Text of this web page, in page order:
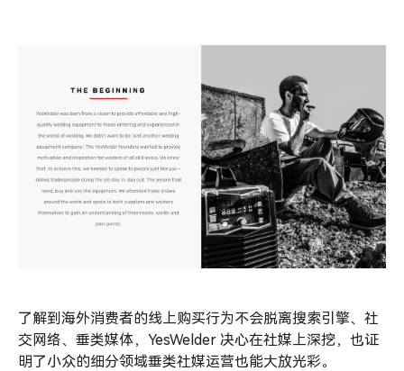
了解到海外消费者的线上购买行为不会脱离搜索引擎、社
交网络、垂类媒体，YesWelder 决心在社媒上深挖，也证
明了小众的细分领域垂类社媒运营也能大放光彩。